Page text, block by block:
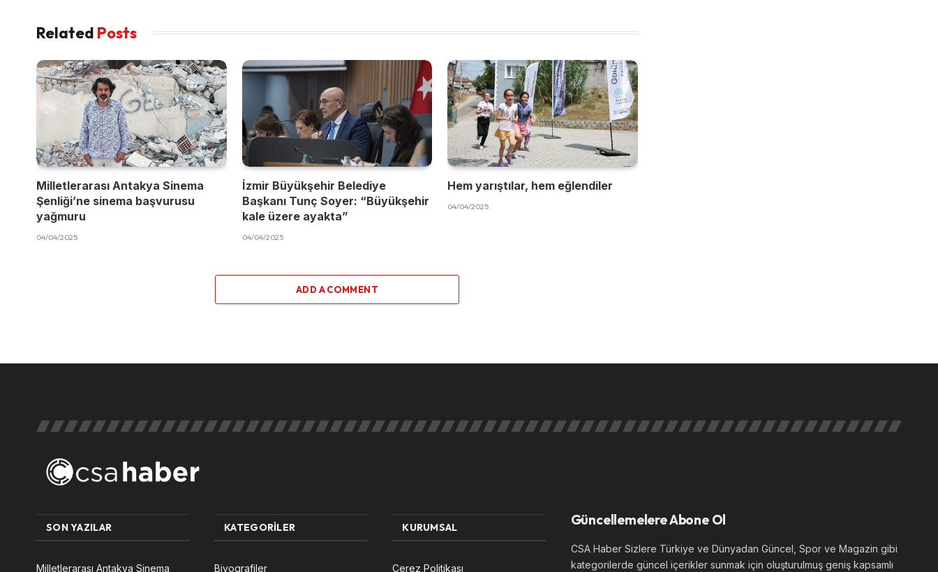
Related Posts
Milletlerarası Antakya Sinema
Şenliği’ne sinema başvurusu
yağmuru
04/04/2025
İzmir Büyükşehir Belediye
Başkanı Tunç Soyer: “Büyükşehir
kale üzere ayakta”
04/04/2025
Hem yarıştılar, hem eğlendiler
04/04/2025
ADD A COMMENT
SON YAZILAR
Milletlerarası Antakya Sinema
KATEGORILER
Biyografiler
KURUMSAL
Çerez Politikası
Güncellemelere Abone Ol
CSA Haber Sizlere Türkiye ve Dünyadan Güncel, Spor ve Magazin gibi
kategorilerde güncel içerikler sunmak için oluşturulmuş geniş kapsamlı